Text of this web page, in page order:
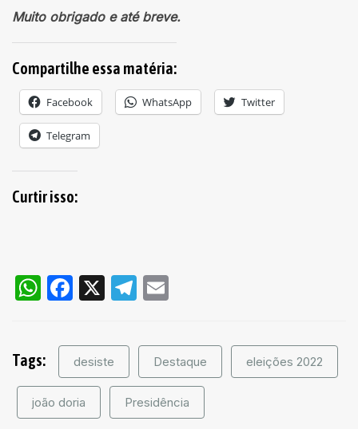
Muito obrigado e até breve.
Compartilhe essa matéria:
Facebook WhatsApp Twitter
Telegram
Curtir isso:
WhatsApp
Facebook
X Telegram
Tags: desiste Destaque eleições 2022
joão doria Presidência